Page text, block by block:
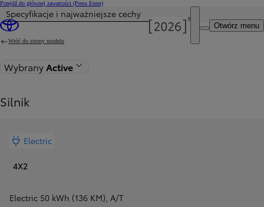
Przejdź do głównej zawartości (Press Enter)
Otwórz menu
Specyfikacje i najważniejsze cechy
Wróć do strony modelu
Wybrany Active
Silnik
Electric
4X2
Electric 50 kWh (136 KM), A/T